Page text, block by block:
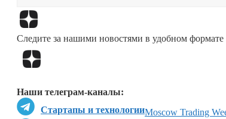
Следите за нашими новостями в удобном формате
Наши телеграм-каналы:
Стартапы и технологииMoscow Trading